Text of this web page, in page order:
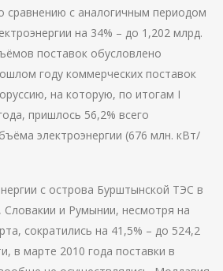
сравнению с аналогичным периодом
на 34% – до 1,202 млрд.
поставок обусловлено
году коммерческих поставок
на которую, по итогам I
пришлось 56,2% всего
электроэнергии (676 млн. кВт/
с острова Бурштынской ТЭС в
Словакии и Румынии, несмотря на
сократились на 41,5% – до 524,2
в марте 2010 года поставки в